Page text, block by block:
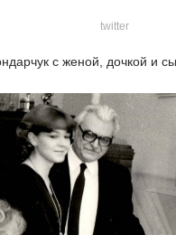
twitter
с женой, дочкой и